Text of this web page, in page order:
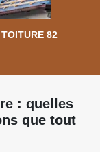
TOITURE 82
: quelles
que tout